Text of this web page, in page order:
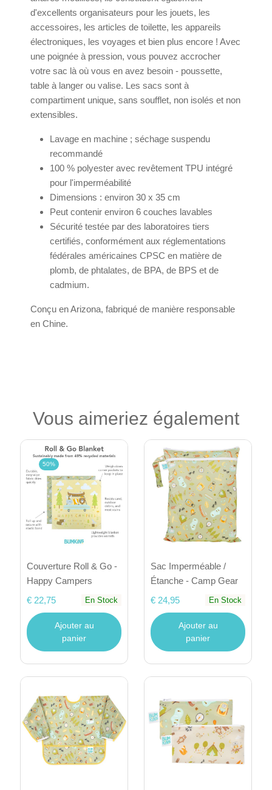
d'excellents organisateurs pour les jouets, les
accessoires, les articles de toilette, les appareils
électroniques, les voyages et bien plus encore ! Avec
une poignée à pression, vous pouvez accrocher
votre sac là où vous en avez besoin - poussette,
table à langer ou valise. Les sacs sont à
compartiment unique, sans soufflet, non isolés et non
extensibles.
Lavage en machine ; séchage suspendu
recommandé
100 % polyester avec revêtement TPU intégré
pour l'imperméabilité
Dimensions : environ 30 x 35 cm
Peut contenir environ 6 couches lavables
Sécurité testée par des laboratoires tiers
certifiés, conformément aux réglementations
fédérales américaines CPSC en matière de
plomb, de phtalates, de BPA, de BPS et de
cadmium.
Conçu en Arizona, fabriqué de manière responsable
en Chine.
Vous aimeriez également
50%
Couverture Roll & Go -
Happy Campers
€ 22,75
En Stock
Ajouter au
panier
Sac Imperméable /
Étanche - Camp Gear
€ 24,95
En Stock
Ajouter au
panier